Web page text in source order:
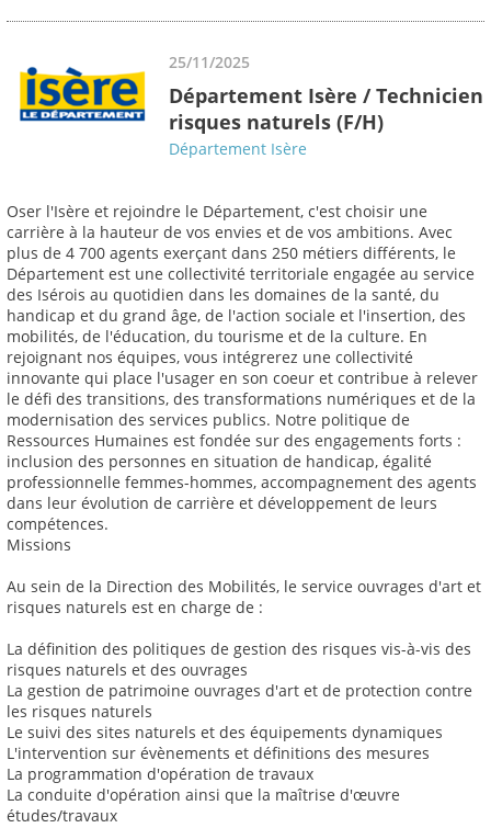
25/11/2025
Département Isère / Technicien
risques naturels (F/H)
Département Isère
Oser l'Isère et rejoindre le Département, c'est choisir une
carrière à la hauteur de vos envies et de vos ambitions. Avec
plus de 4 700 agents exerçant dans 250 métiers différents, le
Département est une collectivité territoriale engagée au service
des Isérois au quotidien dans les domaines de la santé, du
handicap et du grand âge, de l'action sociale et l'insertion, des
mobilités, de l'éducation, du tourisme et de la culture. En
rejoignant nos équipes, vous intégrerez une collectivité
innovante qui place l'usager en son coeur et contribue à relever
le défi des transitions, des transformations numériques et de la
modernisation des services publics. Notre politique de
Ressources Humaines est fondée sur des engagements forts :
inclusion des personnes en situation de handicap, égalité
professionnelle femmes-hommes, accompagnement des agents
dans leur évolution de carrière et développement de leurs
compétences.
Missions
Au sein de la Direction des Mobilités, le service ouvrages d'art et
risques naturels est en charge de :
La définition des politiques de gestion des risques vis-à-vis des
risques naturels et des ouvrages
La gestion de patrimoine ouvrages d'art et de protection contre
les risques naturels
Le suivi des sites naturels et des équipements dynamiques
L'intervention sur évènements et définitions des mesures
La programmation d'opération de travaux
La conduite d'opération ainsi que la maîtrise d'œuvre
études/travaux